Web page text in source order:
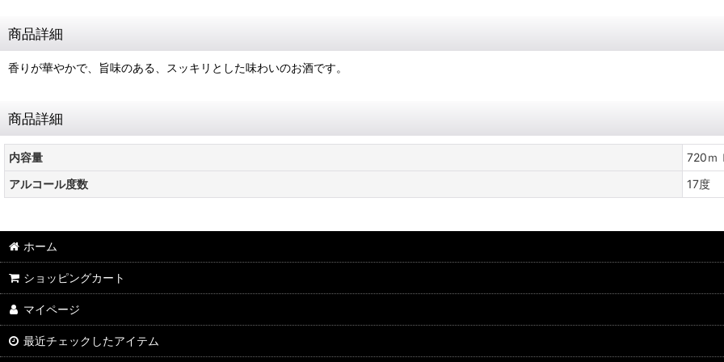
商品詳細
香りが華やかで、旨味のある、スッキリとした味わいのお酒です。
商品詳細
内容量
720ｍ
アルコール度数
17度
ホーム
ショッピングカート
マイページ
最近チェックしたアイテム